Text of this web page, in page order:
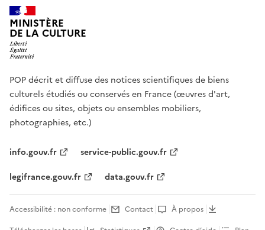
MINISTÈRE
DE LA CULTURE
POP décrit et diffuse des notices scientifiques de biens
culturels étudiés ou conservés en France (œuvres d'art,
édifices ou sites, objets ou ensembles mobiliers,
photographies, etc.)
info.gouv.fr
service-public.gouv.fr
legifrance.gouv.fr
data.gouv.fr
Accessibilité : non conforme Contact
À propos